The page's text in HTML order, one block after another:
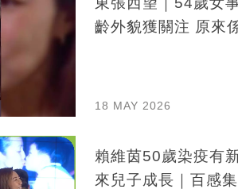
齡外貌獲關注 原來
18 MAY 2026
賴維茵50歲染疫有
來兒子成長｜百感集